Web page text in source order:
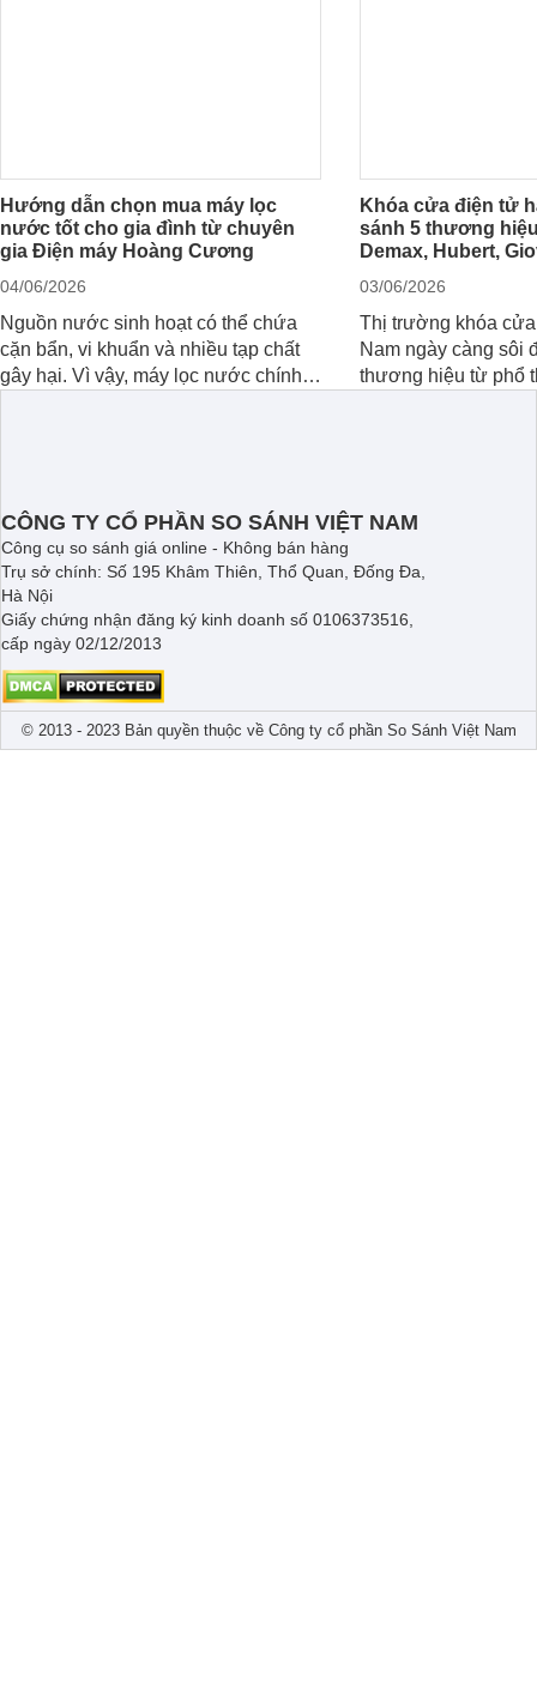
Hướng dẫn chọn mua máy lọc
nước tốt cho gia đình từ chuyên
gia Điện máy Hoàng Cương
04/06/2026
Nguồn nước sinh hoạt có thể chứa
cặn bẩn, vi khuẩn và nhiều tạp chất
gây hại. Vì vậy, máy lọc nước chính
Khóa cửa điện tử
sánh 5 thương
Demax, Hubert,
03/06/2026
Thị trường khóa
Nam ngày càng sôi
thương hiệu từ phổ
CÔNG TY CỔ PHẦN SO SÁNH VIỆT NAM
Công cụ so sánh giá online - Không bán hàng
Trụ sở chính: Số 195 Khâm Thiên, Thổ Quan, Đống Đa,
Hà Nội
Giấy chứng nhận đăng ký kinh doanh số 0106373516,
cấp ngày 02/12/2013
© 2013 - 2023 Bản quyền thuộc về Công ty cổ phần So Sánh Việt Nam